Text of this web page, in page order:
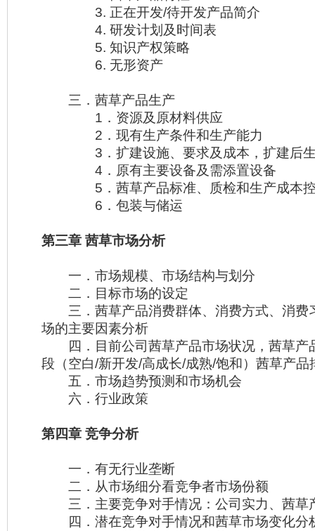
3. 正在开发/待开发产品简介
4. 研发计划及时间表
5. 知识产权策略
6. 无形资产
三．茜草产品生产
1．资源及原材料供应
2．现有生产条件和生产能力
3．扩建设施、要求及成本，扩建后生
4．原有主要设备及需添置设备
5．茜草产品标准、质检和生产成本
6．包装与储运
第三章 茜草市场分析
一．市场规模、市场结构与划分
二．目标市场的设定
三．茜草产品消费群体、消费方式、消费
场的主要因素分析
四．目前公司茜草产品市场状况，茜草产
段（空白/新开发/高成长/成熟/饱和）茜草产品
五．市场趋势预测和市场机会
六．行业政策
第四章 竞争分析
一．有无行业垄断
二．从市场细分看竞争者市场份额
三．主要竞争对手情况：公司实力、茜草
四．潜在竞争对手情况和茜草市场变化分